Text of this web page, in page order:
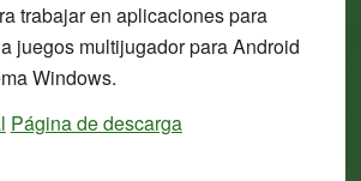
trabajar en aplicaciones para
juegos multijugador para Android
Windows.
Página de descarga